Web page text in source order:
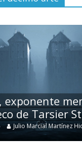
exponente
de Tarsier
Julio Marcial Martínez